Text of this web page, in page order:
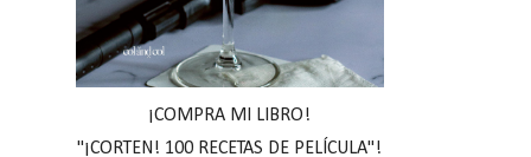
¡COMPRA MI LIBRO!
"¡CORTEN! 100 RECETAS DE PELÍCULA"!